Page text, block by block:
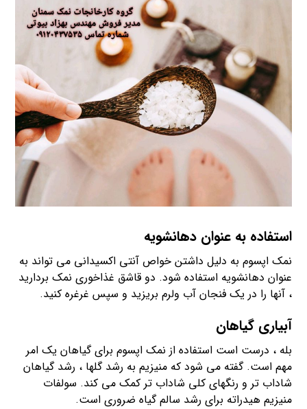
استفاده به عنوان دهانشویه
نمک اپسوم به دلیل داشتن خواص آنتی اکسیدانی می تواند به
عنوان دهانشویه استفاده شود. دو قاشق غذاخوری نمک بردارید
، آنها را در یک فنجان آب ولرم بریزید و سپس غرغره کنید.
آبیاری گیاهان
بله ، درست است استفاده از نمک اپسوم برای گیاهان یک امر
مهم است. گفته می شود که منیزیم به رشد گلها ، رشد گیاهان
شاداب تر و رنگهای کلی شاداب تر کمک می کند. سولفات
منیزیم هیدراته برای رشد سالم گیاه ضروری است.